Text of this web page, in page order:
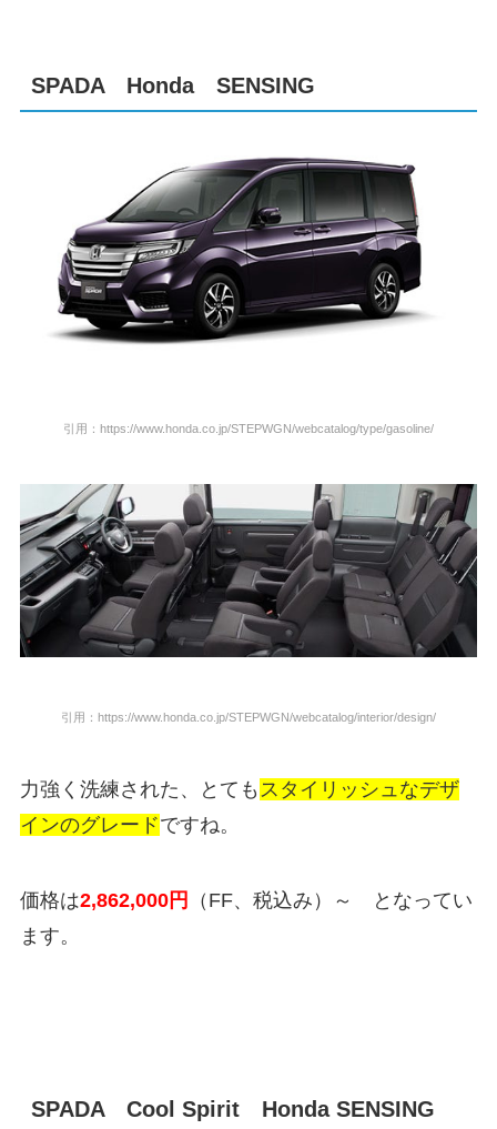
SPADA Honda SENSING
引用：https://www.honda.co.jp/STEPWGN/webcatalog/type/gasoline/
引用：https://www.honda.co.jp/STEPWGN/webcatalog/interior/design/
力強く洗練された、とても スタイリッシュなデザ
インのグレードですね。
価格は2,862,000円
（FF、税込み）～ となってい
ます。
SPADA Cool Spirit Honda SENSING